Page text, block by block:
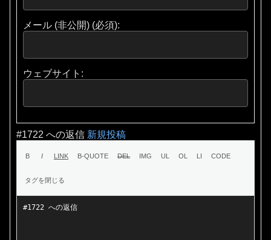
メール (非公開) (必須):
ウェブサイト:
#1722 への返信 新規投稿